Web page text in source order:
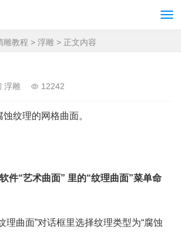
雕教程 > 浮雕 > 正文内容
浮雕 12242
纹理的网格曲面。
件“艺术曲面” 里的“纹理曲面”菜单命
理曲面”对话框里选择纹理类型为“腐蚀